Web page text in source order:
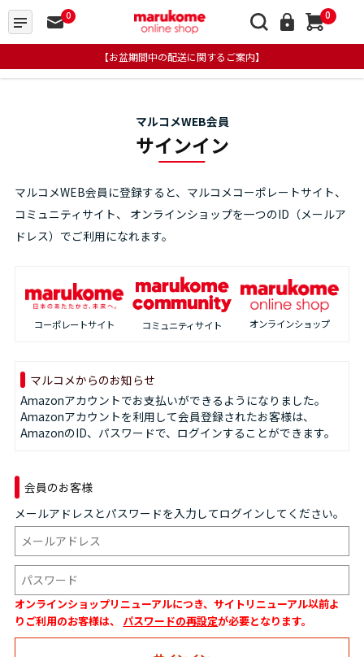
0 0
【お盆期間中の配送に関するご案内】
マルコメWEB会員
サインイン
マルコメWEB会員に登録すると、マルコメコーポレートサイト、
コミュニティサイト、
オンラインショップを一つのID（メールア
ドレス）でご利用になれます。
コーポレートサイト コミュニティサイト オンラインショップ
マルコメからのお知らせ
Amazonアカウントでお支払いができるようになりました。
Amazonアカウントを利用して会員登録されたお客様は、
AmazonのID、パスワードで、ログインすることができます。
会員のお客様
メールアドレスとパスワードを入力してログインしてください。
オンラインショップリニューアルにつき、サイトリニューアル以前よ
りご利用のお客様は、 パスワードの再設定が必要となります。